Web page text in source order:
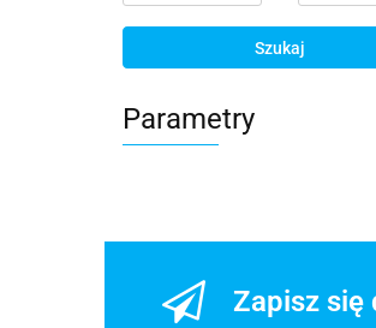
Szukaj
Parametry
Zapisz się